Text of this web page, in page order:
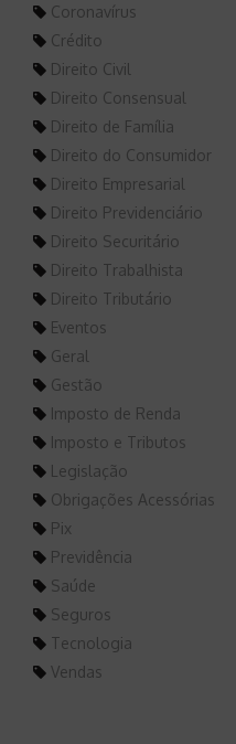
Coronavírus
Crédito
Direito Civil
Direito Consensual
Direito de Família
Direito do Consumidor
Direito Empresarial
Direito Previdenciário
Direito Securitário
Direito Trabalhista
Direito Tributário
Eventos
Geral
Gestão
Imposto de Renda
Imposto e Tributos
Legislação
Obrigações Acessórias
Pix
Previdência
Saúde
Seguros
Tecnologia
Vendas